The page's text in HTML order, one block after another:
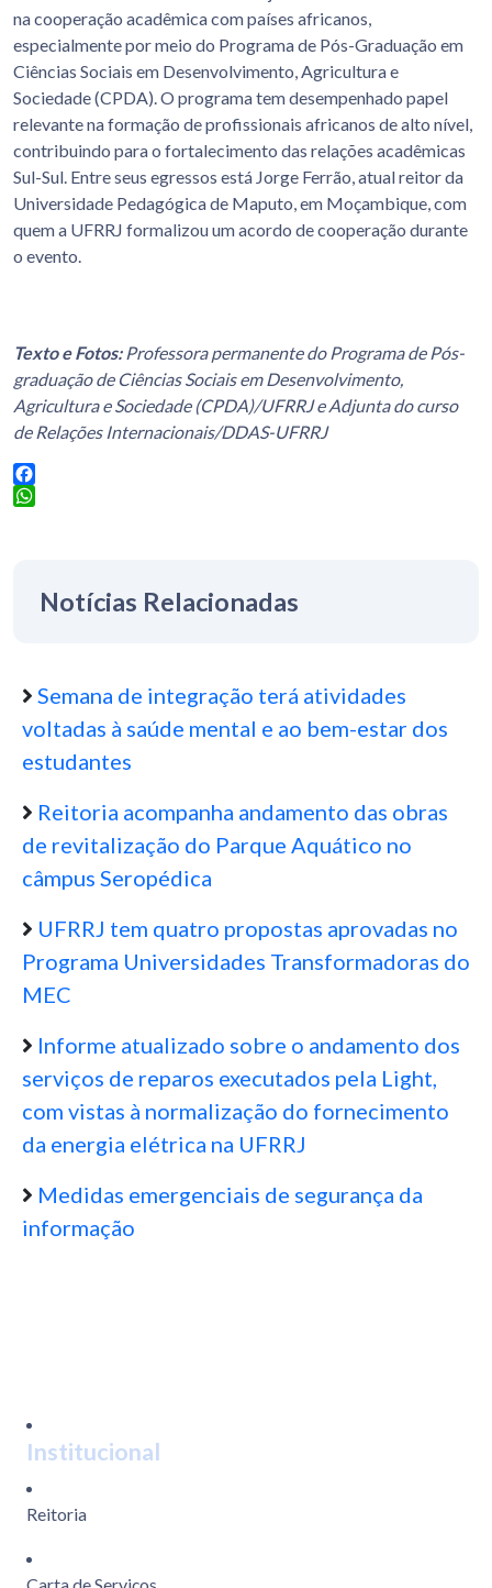
na cooperação acadêmica com países africanos,
especialmente por meio do Programa de Pós-Graduação em
Ciências Sociais em Desenvolvimento, Agricultura e
Sociedade (CPDA). O programa tem desempenhado papel
relevante na formação de profissionais africanos de alto nível,
contribuindo para o fortalecimento das relações acadêmicas
Sul-Sul. Entre seus egressos está Jorge Ferrão, atual reitor da
Universidade Pedagógica de Maputo, em Moçambique, com
quem a UFRRJ formalizou um acordo de cooperação durante
o evento.
Texto e Fotos: Professora permanente do Programa de Pós-
graduação de Ciências Sociais em Desenvolvimento,
Agricultura e Sociedade (CPDA)/UFRRJ e Adjunta do curso
de Relações Internacionais/DDAS-UFRRJ
Facebook
Notícias Relacionadas
Semana de integração terá atividades
voltadas à saúde mental e ao bem-estar dos
estudantes
Reitoria acompanha andamento das obras
de revitalização do Parque Aquático no
câmpus Seropédica
UFRRJ tem quatro propostas aprovadas no
Programa Universidades Transformadoras do
MEC
Informe atualizado sobre o andamento dos
serviços de reparos executados pela Light,
com vistas à normalização do fornecimento
da energia elétrica na UFRRJ
Medidas emergenciais de segurança da
informação
Institucional
Reitoria